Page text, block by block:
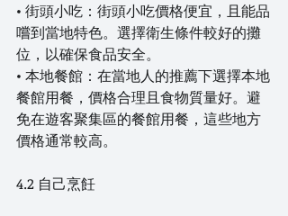
• 街頭小吃：街頭小吃價格便宜，且能品
嚐到當地特色。選擇衛生條件較好的攤
位，以確保食品安全。
• 本地餐館：在當地人的推薦下選擇本地
餐館用餐，價格合理且食物質量好。避
免在遊客聚集區的餐館用餐，這些地方
價格通常較高。
4.2 自己烹飪